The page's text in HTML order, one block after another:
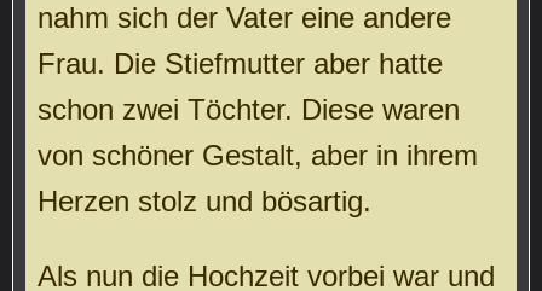
nahm sich der Vater eine andere
Frau. Die Stiefmutter aber hatte
schon zwei Töchter. Diese waren
von schöner Gestalt, aber in ihrem
Herzen stolz und bösartig.
Als nun die Hochzeit vorbei war und